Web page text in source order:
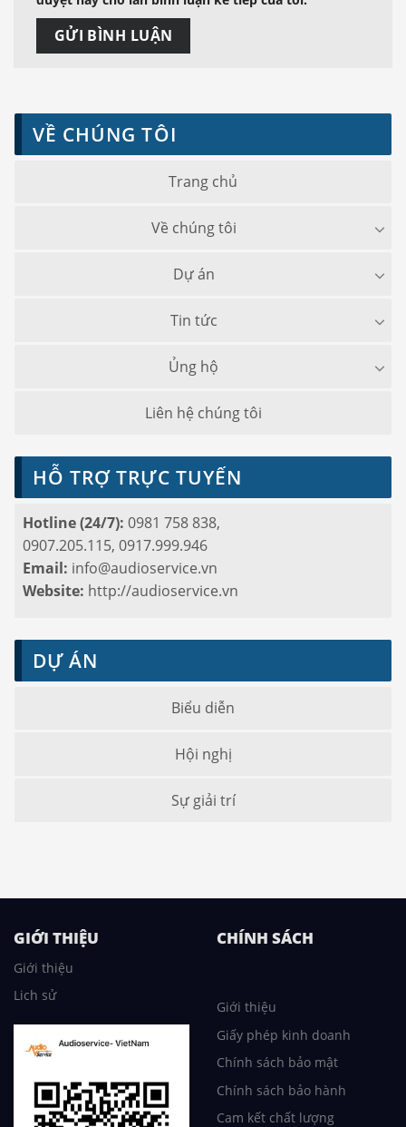
VỀ CHÚNG TÔI
Trang chủ
Về chúng tôi
Dự án
Tin tức
Ủng hộ
Liên hệ chúng tôi
HỖ TRỢ TRỰC TUYẾN
Hotline (24/7): 0981 758 838,
0907.205.115, 0917.999.946
Email: info@audioservice.vn
Website: http://audioservice.vn
DỰ ÁN
Biểu diễn
Hội nghị
Sự giải trí
GIỚI THIỆU
Giới thiệu
Lich sử
CHÍNH SÁCH
Giới thiệu
Giấy phép kinh doanh
Chính sách bảo mật
Chính sách bảo hành
Cam kết chất lượng